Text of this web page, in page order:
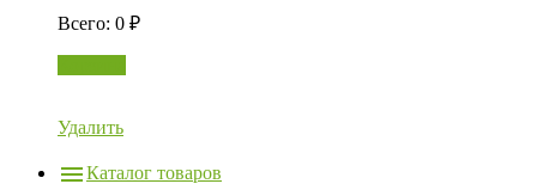
Всего: 0 ₽
Удалить
Каталог товаров